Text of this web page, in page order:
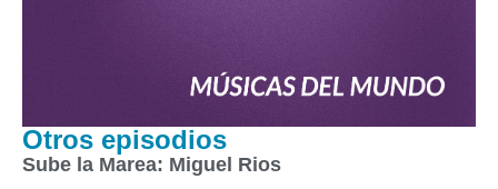
Otros episodios
Sube la Marea: Miguel Rios